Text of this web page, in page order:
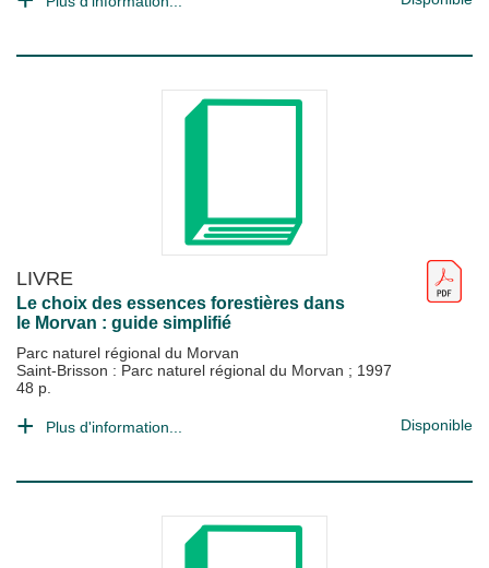
LIVRE
Le choix des essences forestières dans
le Morvan : guide simplifié
Parc naturel régional du Morvan
Saint-Brisson : Parc naturel régional du Morvan ; 1997
48 p.
Plus d'information... Disponible